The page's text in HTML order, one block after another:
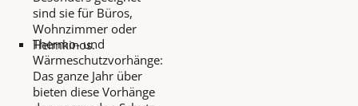
sind sie für Büros,
Wohnzimmer oder
Heimkinos.
Thermo- und
Wärmeschutzvorhänge:
Das ganze Jahr über
bieten diese Vorhänge